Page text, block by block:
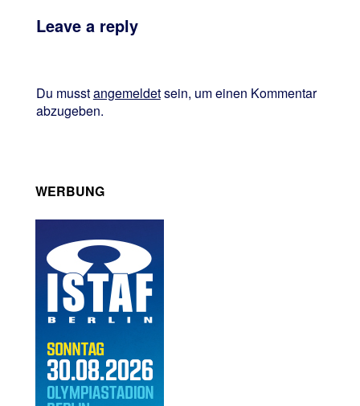
Leave a reply
Du musstangemeldetsein, um einen Kommentar
abzugeben.
WERBUNG